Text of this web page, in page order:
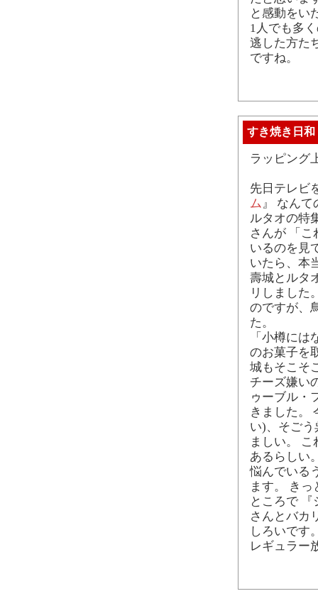
と感動をい
1人でも多
逃した方た
ですね。
すき焼き日和
ラッピング
先日テレビ
ム』 なんて
ルタオの特
さんが 「
いるのを見
いたら、本
壽城とルタ
リしました
のですが、
た。
「小樽に
のお菓子を
城もそこそ
チーズ嫌い
ゥーブル・
きました。
い)、そご
ましい。
あるらしい
悩んでいる
ます。 きっ
ところで
さんとバカ
しろいです
レギュラー